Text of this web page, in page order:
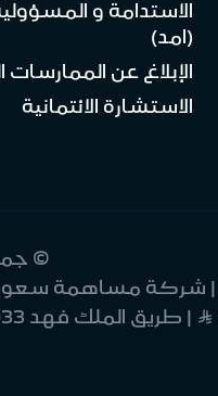
الاستدامة و
(امد)
الإبلاغ عن الممارسات
الاستشارة الائتمانية
©